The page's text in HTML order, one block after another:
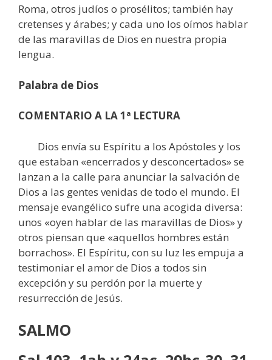
Roma, otros judíos o prosélitos; también hay
cretenses y árabes; y cada uno los oímos hablar
de las maravillas de Dios en nuestra propia
lengua.
Palabra de Dios
COMENTARIO A LA 1ª LECTURA
Dios envía su Espíritu a los Apóstoles y los
que estaban «encerrados y desconcertados» se
lanzan a la calle para anunciar la salvación de
Dios a las gentes venidas de todo el mundo. El
mensaje evangélico sufre una acogida diversa:
unos «oyen hablar de las maravillas de Dios» y
otros piensan que «aquellos hombres están
borrachos». El Espíritu, con su luz les empuja a
testimoniar el amor de Dios a todos sin
excepción y su perdón por la muerte y
resurrección de Jesús.
SALMO